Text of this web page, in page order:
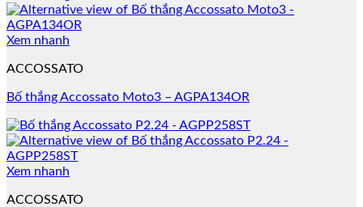
Xem nhanh
ACCOSSATO
Bố thắng Accossato Moto3 – AGPA134OR
Xem nhanh
ACCOSSATO